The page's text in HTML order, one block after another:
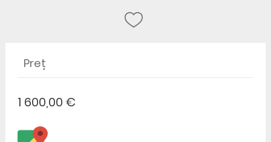
Preț
1 600,00 €